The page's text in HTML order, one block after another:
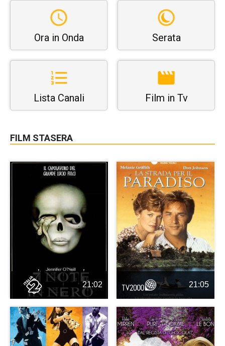
Ora in Onda Serata
Lista Canali Film in Tv
FILM STASERA
21:02 21:05